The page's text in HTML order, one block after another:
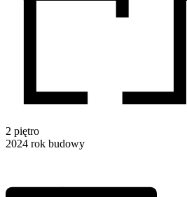
2 piętro
2024 rok budowy